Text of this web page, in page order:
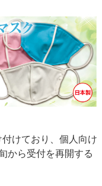
ント 信用情報
業界
ジネス・多彩な商材～
けており、個人向け
から受付を再開する